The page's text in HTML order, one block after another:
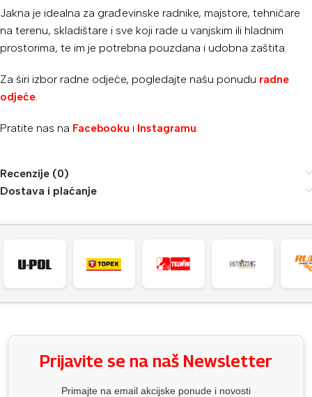
Jakna je idealna za građevinske radnike, majstore, tehničare
na terenu, skladištare i sve koji rade u vanjskim ili hladnim
prostorima, te im je potrebna pouzdana i udobna zaštita.
Za širi izbor radne odjeće, pogledajte našu ponudu radne
odjeće
Pratite nas na Facebooku i Instagramu
Recenzije (0)
Dostava i plaćanje
Prijavite se na naš Newsletter
Primajte na email akcijske ponude i novosti